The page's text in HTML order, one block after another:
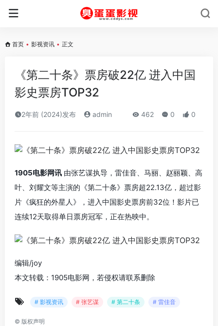
首页 • 影视资讯 • 正文
《第二十条》票房破22亿 进入中国
影史票房TOP32
2年前 (2024)发布 admin 462 0 0
1905电影网讯 由张艺谋执导，雷佳音、马丽、赵丽颖、高
叶、刘耀文等主演的《第二十条》票房超22.13亿，超过影
片《疯狂的外星人》，进入中国影史票房前32位！影片已
连续12天取得单日票房冠军，正在热映中。
编辑/joy
本文转载：1905电影网，若侵权请联系删除
# 影视资讯 # 张艺谋 # 第二十条 # 雷佳音
© 版权声明